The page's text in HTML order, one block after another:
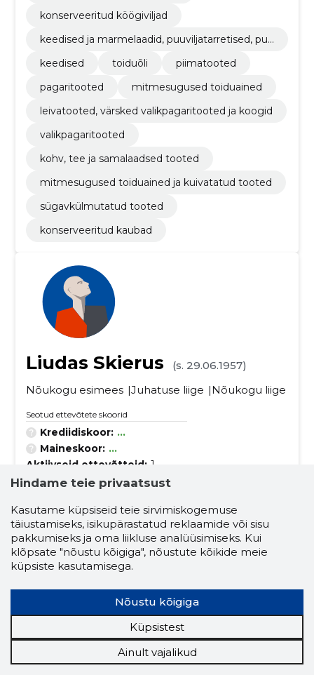
konserveeritud köögiviljad
keedised ja marmelaadid, puuviljatarretised, puu
keedised
toiduõli
piimatooted
pagaritooted
mitmesugused toiduained
leivatooted, värsked valikpagaritooted ja koogid
valikpagaritooted
kohv, tee ja samalaadsed tooted
mitmesugused toiduained ja kuivatatud tooted
sügavkülmutatud tooted
konserveeritud kaubad
Liudas Skierus
(s. 29.06.1957)
Nõukogu esimees Juhatuse liige Nõukogu liige
Seotud ettevõtete skoorid
Krediidiskoor: ...
Maineskoor: ...
Aktiivseid ettevõtteid: 1
Ettevõtluskogemus (aastaid):
leivatooted
kalandus
toiduainetetööstus
kartulid
liha
kodulinnud
kalaliha
linnulihatooted
kalafileed
värsked kalafileed
külmutatud kala, kalafileed ja muu kalaliha
konserveeritud kala ning muu töödeldud või säil
Hindame teie privaatsust
Kasutame küpsiseid teie sirvimiskogemuse
täiustamiseks, isikupärastatud reklaamide või sisu
pakkumiseks ja oma liikluse analüüsimiseks. Kui
klõpsate "nõustu kõigiga", nõustute kõikide meie
küpsiste kasutamisega.
Nõustu kõigiga
Küpsistest
Ainult vajalikud